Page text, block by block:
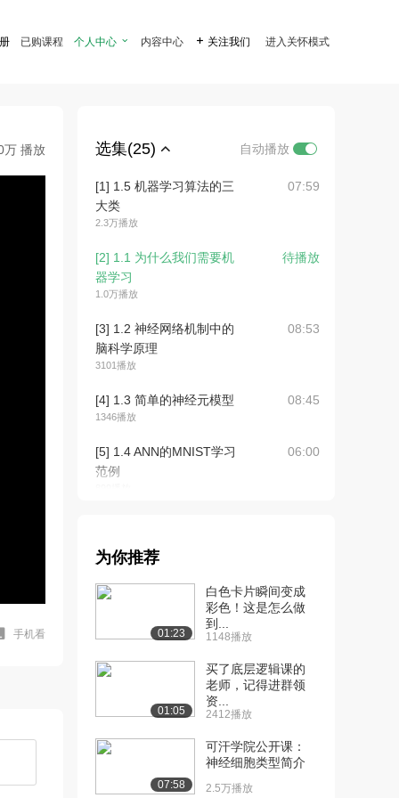
已购课程 个人中心  内容中心  关注我们 进入关怀模式
万 播放
手机看
选集(25) 自动播放
[1] 1.5 机器学习算法的三
大类
2.3万播放
07:59
[2] 1.1 为什么我们需要机
器学习
1.0万播放
待播放
[3] 1.2 神经网络机制中的
脑科学原理
3101播放
08:53
[4] 1.3 简单的神经元模型
1346播放
08:45
[5] 1.4 ANN的MNIST学习
范例
06:00
644播放
[8] 2.3 感知器的几何空间
1473播放
[9] 2.4 感知器的原理透析
1239播放
[10] 2.5 感知器的局限性 14:55
为你推荐
01:23
白色卡片瞬间变成
彩色！这是怎么做
到...
1148播放
01:05
买了底层逻辑课的
老师，记得进群领
资...
2412播放
07:58
可汗学院公开课：
神经细胞类型简介
2.5万播放